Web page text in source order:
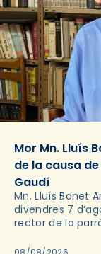
Mor Mn. Lluís
de la causa
Gaudí
Mn. Lluís Bonet
divendres 7
rector de la
2018,…